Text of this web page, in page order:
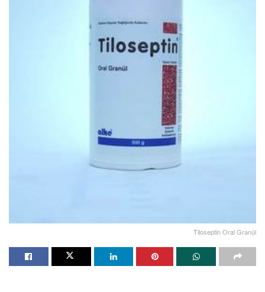
Tiloseptin Oral Granül